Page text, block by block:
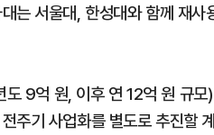
는 서울대, 한성대와 함께 재
9억 원, 이후 연 12억 원 규
주기 사업화를 별도로 추진할